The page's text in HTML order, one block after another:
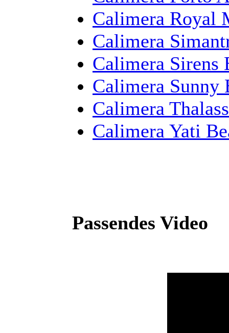
Calimera Royal
Calimera
Calimera Sirens
Calimera Sunny
Calimera
Calimera Yati
Passendes Video